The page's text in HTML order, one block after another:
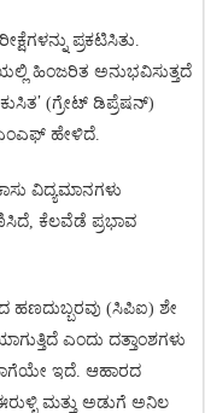
ಪ್ರಕಟಿಸಿತು.
ಹಿಂಜರಿತ ಅನುಭವಿಸುತ್ತದೆ
ಕುಸಿತ’ (ಗ್ರೇಟ್ ಡಿಪ್ರೆಷನ್)
ಹೇಳಿದೆ.
ವಿದ್ಯಮಾನಗಳು
, ಕೆಲವೆಡೆ ಪ್ರಭಾವ
ಹಣದುಬ್ಬರವು (ಸಿಪಿಐ) ಶೇ
ಎಂದು ದತ್ತಾಂಶಗಳು
ಇದೆ. ಆಹಾರದ
ಮತ್ತು ಅಡುಗೆ ಅನಿಲ